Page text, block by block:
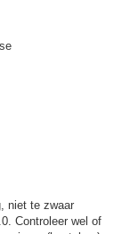
niet te zwaar
Controleer wel of